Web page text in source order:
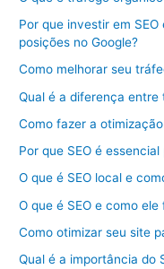
Por que investir em
posições no Google?
Como melhorar seu
Qual é a diferença
Como fazer a
Por que SEO é
O que é SEO local e
O que é SEO e como ele
Como otimizar seu site
Qual é a importância do